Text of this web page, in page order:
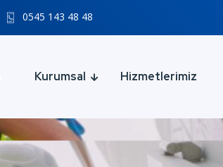
0545 143 48 48
Kurumsal Hizmetlerimiz